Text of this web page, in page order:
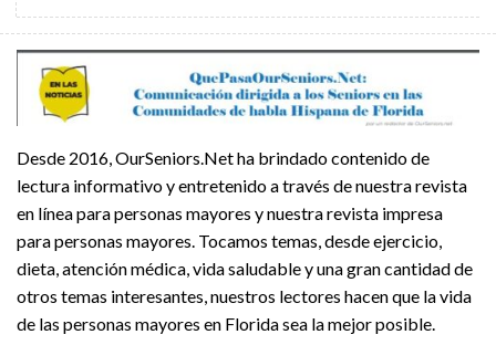
Desde 2016, OurSeniors.Net ha brindado contenido de
lectura informativo y entretenido a través de nuestra revista
en línea para personas mayores y nuestra revista impresa
para personas mayores. Tocamos temas, desde ejercicio,
dieta, atención médica, vida saludable y una gran cantidad de
otros temas interesantes, nuestros lectores hacen que la vida
de las personas mayores en Florida sea la mejor posible.